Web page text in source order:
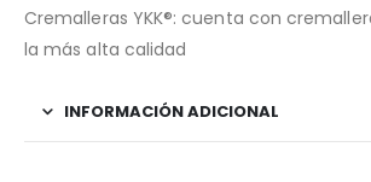
Cremalleras YKK®: cuenta con
la más alta calidad
INFORMACIÓN ADICIONAL